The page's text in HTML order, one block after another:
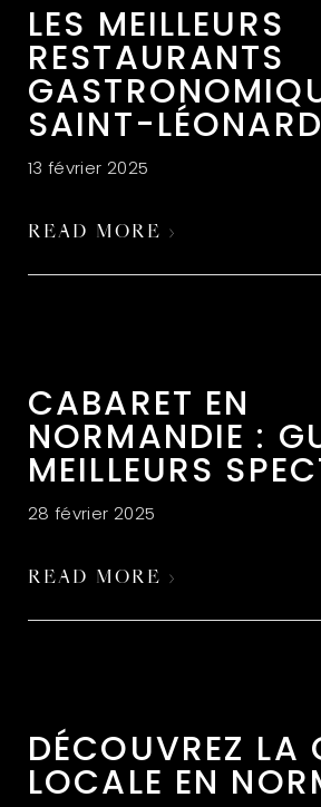
LES MEILLEURS
RESTAURANTS
SAINT-LÉONARD
13 février 2025
READ MORE ›
CABARET EN
NORMANDIE :
MEILLEURS
28 février 2025
READ MORE ›
DÉCOUVREZ LA
LOCALE EN